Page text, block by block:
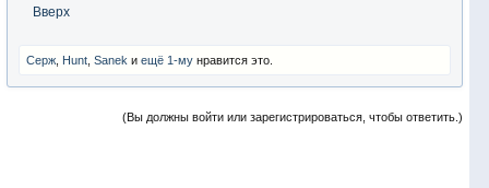
Вверх
Серж Hunt Sanek и ещё 1-му нравится это.
(Вы должны войти или зарегистрироваться, чтобы ответить.)